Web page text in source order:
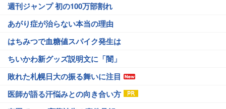
週刊ジャンプ 初の100万部割れ
あがり症が治らない本当の理由
はちみつで血糖値スパイク発生は
ちいかわ新グッズ説明文に「闇」
敗れた札幌日大の振る舞いに注目
医師が語る汗悩みとの向き合い方